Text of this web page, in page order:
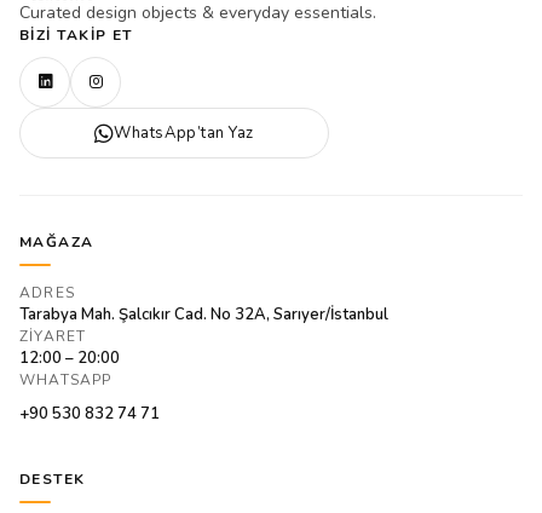
Curated design objects & everyday essentials.
BIZI TAKIP ET
WhatsApp’tan Yaz
MAĞAZA
ADRES
Tarabya Mah. Şalcıkır Cad. No 32A, Sarıyer/İstanbul
ZIYARET
12:00 – 20:00
WHATSAPP
+90 530 832 74 71
DESTEK